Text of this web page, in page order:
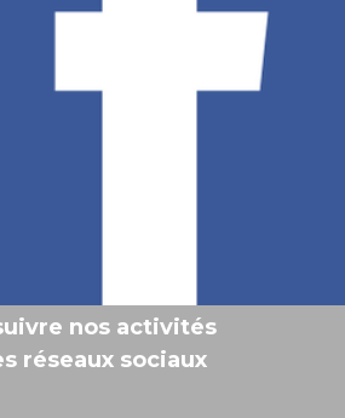
nos activités
réseaux sociaux